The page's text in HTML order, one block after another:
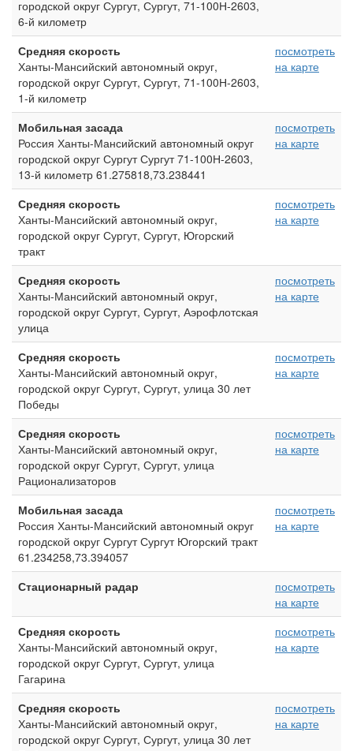
городской округ Сургут, Сургут, 71-100Н-2603,
6-й километр
Средняя скорость
Ханты-Мансийский автономный округ,
городской округ Сургут, Сургут, 71-100Н-2603,
1-й километр
посмотреть
на карте
Мобильная засада
Россия Ханты-Мансийский автономный округ
городской округ Сургут Сургут 71-100Н-2603,
13-й километр 61.275818,73.238441
посмотреть
на карте
Средняя скорость
Ханты-Мансийский автономный округ,
городской округ Сургут, Сургут, Югорский
тракт
посмотреть
на карте
Средняя скорость
Ханты-Мансийский автономный округ,
городской округ Сургут, Сургут, Аэрофлотская
улица
посмотреть
на карте
Средняя скорость
Ханты-Мансийский автономный округ,
городской округ Сургут, Сургут, улица 30 лет
Победы
посмотреть
на карте
Средняя скорость
Ханты-Мансийский автономный округ,
городской округ Сургут, Сургут, улица
Рационализаторов
посмотреть
на карте
Мобильная засада
Россия Ханты-Мансийский автономный округ
городской округ Сургут Сургут Югорский тракт
61.234258,73.394057
посмотреть
на карте
Стационарный радар
посмотреть
на карте
Средняя скорость
Ханты-Мансийский автономный округ,
городской округ Сургут, Сургут, улица
Гагарина
посмотреть
на карте
Средняя скорость
Ханты-Мансийский автономный округ,
городской округ Сургут, Сургут, улица 30 лет
посмотреть
на карте